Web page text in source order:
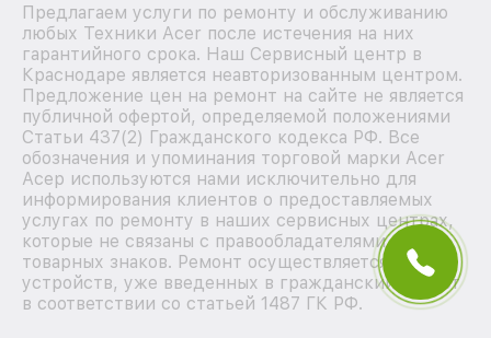
Предлагаем услуги по ремонту и обслуживанию
любых Техники Acer после истечения на них
гарантийного срока. Наш Сервисный центр в
Краснодаре является неавторизованным центром.
Предложение цен на ремонт на сайте не является
публичной офертой, определяемой положениями
Статьи 437(2) Гражданского кодекса РФ. Все
обозначения и упоминания торговой марки Acer
Асер используются нами исключительно для
информирования клиентов о предоставляемых
услугах по ремонту в наших сервисных центрах,
которые не связаны с правообладателями
товарных знаков. Ремонт осуществляется для
устройств, уже введенных в гражданский оборот
в соответствии со статьей 1487 ГК РФ.